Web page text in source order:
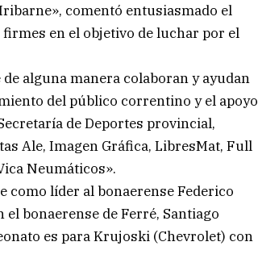
comentó entusiasmado el
en el objetivo de luchar por el
alguna manera colaboran y ayudan
del público correntino y el apoyo
de Deportes provincial,
Ale, Imagen Gráfica, LibresMat, Full
Neumáticos».
como líder al bonaerense Federico
bonaerense de Ferré, Santiago
es para Krujoski (Chevrolet) con